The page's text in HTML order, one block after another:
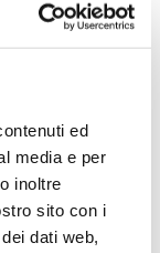
ed
media e per
inoltre
sito con i
dati web,